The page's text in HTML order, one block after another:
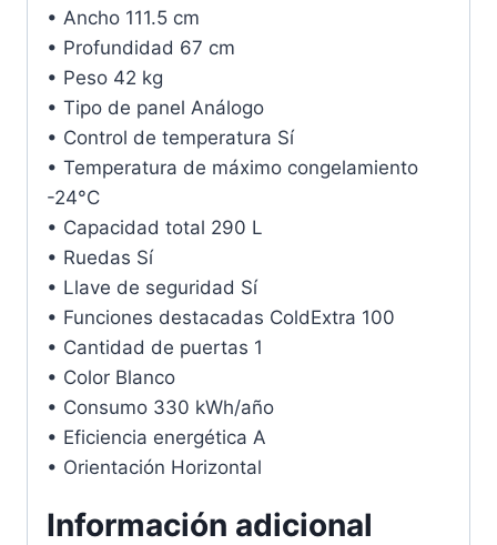
• Ancho 111.5 cm
• Profundidad 67 cm
• Peso 42 kg
• Tipo de panel Análogo
• Control de temperatura Sí
• Temperatura de máximo congelamiento
-24°C
• Capacidad total 290 L
• Ruedas Sí
• Llave de seguridad Sí
• Funciones destacadas ColdExtra 100
• Cantidad de puertas 1
• Color Blanco
• Consumo 330 kWh/año
• Eficiencia energética A
• Orientación Horizontal
Información adicional